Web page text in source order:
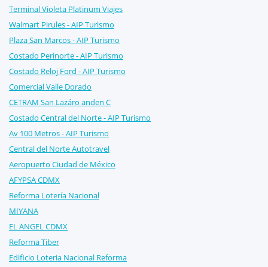
Terminal Violeta Platinum Viajes
Walmart Pirules - AIP Turismo
Plaza San Marcos - AIP Turismo
Costado Perinorte - AIP Turismo
Costado Reloj Ford - AIP Turismo
Comercial Valle Dorado
CETRAM San Lazáro anden C
Costado Central del Norte - AIP Turismo
Av 100 Metros - AIP Turismo
Central del Norte Autotravel
Aeropuerto Ciudad de México
AFYPSA CDMX
Reforma Lotería Nacional
MIYANA
EL ANGEL CDMX
Reforma Tiber
Edificio Loteria Nacional Reforma